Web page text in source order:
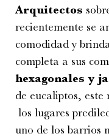
Arquitectos
recientemente se
comodidad y
completa a sus
hexagonales y
de eucaliptos,
los lugares
uno de los barrios